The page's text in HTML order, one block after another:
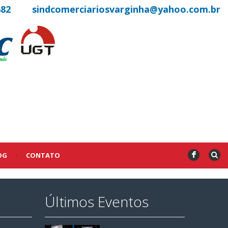
sindcomerciariosvarginha@yahoo.com.br
• CONTATO F
Últimos Eventos